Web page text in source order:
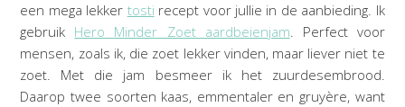
een mega lekker tosti recept voor jullie in de aanbieding. Ik
gebruik Hero Minder Zoet aardbeienjam . Perfect voor
mensen, zoals ik, die zoet lekker vinden, maar liever niet te
zoet. Met die jam besmeer ik het zuurdesembrood.
Daarop twee soorten kaas, emmentaler en gruyère, want